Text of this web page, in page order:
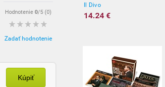
Hodnotenie 0/5 (0)
Zadať hodnotenie
Kúpiť
Il Divo
14.24 €